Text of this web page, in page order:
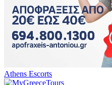
Athens Escorts